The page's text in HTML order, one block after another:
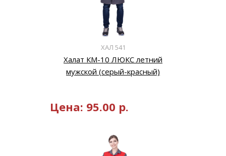
ХАЛ 541
Халат КМ-10 ЛЮКС летний
мужской (серый-красный)
Цена: 95.00 р.